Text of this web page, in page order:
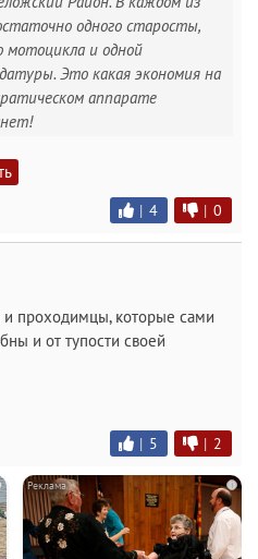
одного старосты,
мотоцикла и одной
Это какая экономия на
аппарате
| 4 | 0
и проходимцы, которые сами
и от тупости своей
| 5 | 2
i